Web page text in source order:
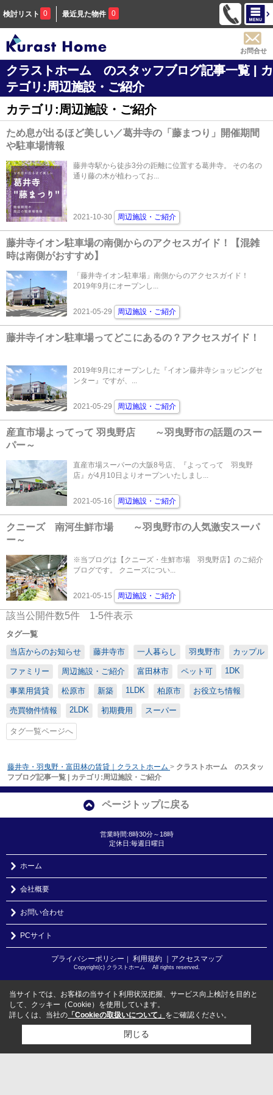
検討リスト 0 最近見た物件 0
お問合せ
クラストホーム のスタッフブログ記事一覧 | カ
テゴリ:周辺施設・ご紹介
カテゴリ:周辺施設・ご紹介
ため息が出るほど美しい／葛井寺の「藤まつり」開催期間
や駐車場情報
藤井寺駅から徒歩3分の距離に位置する葛井寺。 その名の
通り藤の木が植わってお...
2021-10-30 周辺施設・ご紹介
藤井寺イオン駐車場の南側からのアクセスガイド！【混雑
時は南側がおすすめ】
「藤井寺イオン駐車場」南側からのアクセスガイド！
2019年9月にオープンし...
2021-05-29 周辺施設・ご紹介
藤井寺イオン駐車場ってどこにあるの？アクセスガイド！
2019年9月にオープンした『イオン藤井寺ショッピングセ
ンター』ですが、...
2021-05-29 周辺施設・ご紹介
産直市場よってって 羽曳野店 ～羽曳野市の話題のスー
パー～
直産市場スーパーの大阪8号店、『よってって 羽曳野
店』が4月10日よりオープンいたしまし...
2021-05-16 周辺施設・ご紹介
クニーズ 南河生鮮市場 ～羽曳野市の人気激安スーパ
ー～
※当ブログは【クニーズ・生鮮市場 羽曳野店】のご紹介
ブログです。 クニーズについ...
2021-05-15 周辺施設・ご紹介
該当公開件数5件 1-5件表示
タグ一覧
当店からのお知らせ
藤井寺市 一人暮らし 羽曳野市 カップル
ファミリー 周辺施設・ご紹介 富田林市 ペット可 1DK
事業用賃貸 松原市 新築 1LDK 柏原市 お役立ち情報
売買物件情報 2LDK 初期費用 スーパー
タグ一覧ページへ
藤井寺・羽曳野・富田林の賃貸｜クラストホーム > クラストホーム のスタッ
フブログ記事一覧 | カテゴリ:周辺施設・ご紹介
ページトップに戻る
営業時間:8時30分～18時
定休日:毎週日曜日
ホーム
会社概要
お問い合わせ
PCサイト
プライバシーポリシー ｜ 利用規約 ｜アクセスマップ
Copyright(c) クラストホーム All rights reserved.
当サイトでは、お客様の当サイト利用状況把握、サービス向上検討を目的と
して、クッキー（Cookie）を使用しています。
詳しくは、当社の 「Cookieの取扱いについて」 をご確認ください。
閉じる